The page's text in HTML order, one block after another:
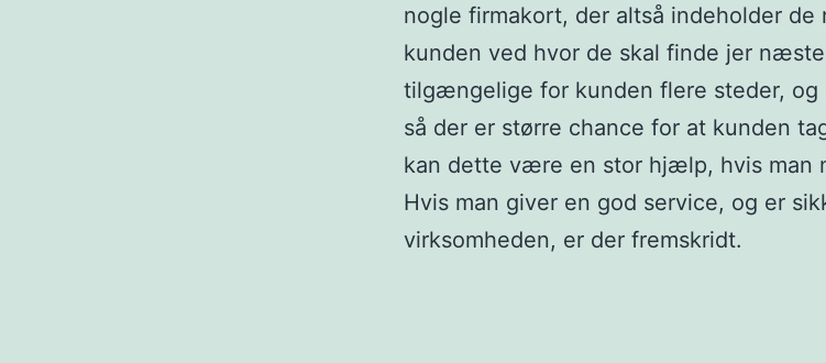
nogle firmakort, der altså indeholder de
kunden ved hvor de skal finde jer
tilgængelige for kunden flere steder, og
så der er større chance for at kunden
kan dette være en stor hjælp, hvis man
Hvis man giver en god service, og er
virksomheden, er der fremskridt.